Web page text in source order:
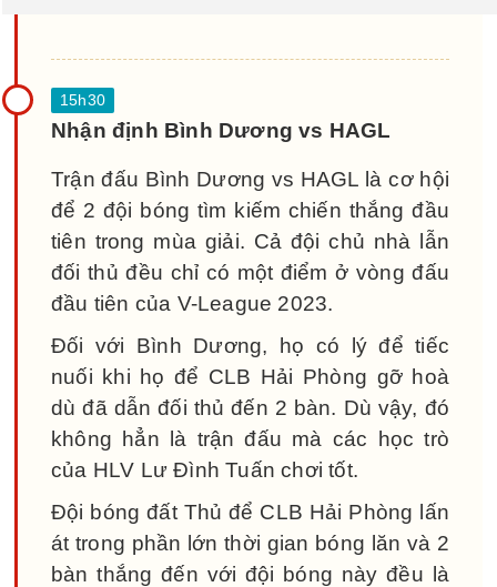
Nhận định Bình Dương vs HAGL
Trận đấu Bình Dương vs HAGL là cơ hội
để 2 đội bóng tìm kiếm chiến thắng đầu
tiên trong mùa giải. Cả đội chủ nhà lẫn
đối thủ đều chỉ có một điểm ở vòng đấu
đầu tiên của V-League 2023.
Đối với Bình Dương, họ có lý để tiếc
nuối khi họ để CLB Hải Phòng gỡ hoà
dù đã dẫn đối thủ đến 2 bàn. Dù vậy, đó
không hẳn là trận đấu mà các học trò
của HLV Lư Đình Tuấn chơi tốt.
Đội bóng đất Thủ để CLB Hải Phòng lấn
át trong phần lớn thời gian bóng lăn và 2
bàn thắng đến với đội bóng này đều là